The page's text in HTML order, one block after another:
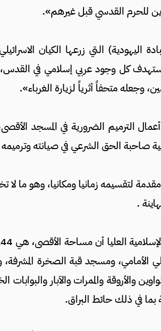
للحرم القدسي قبل غيرهم».
اليهودية) التي زرعها الكيان
كل وجود عربي إسلامي في
وجعله متحفاً أثرياً لزيارة الغرباء».
الترميم الضرورية في المسجد
صاحبة الحق الشرعي في صيانته وترميمه
لتقسيمه زمانيا ومكانيا، وهو ما لا
.
الأمامي، ومسجد قبة الصخرة المشرفة،
والأروقة والممرات والآبار
بما في ذلك حائط البراق.